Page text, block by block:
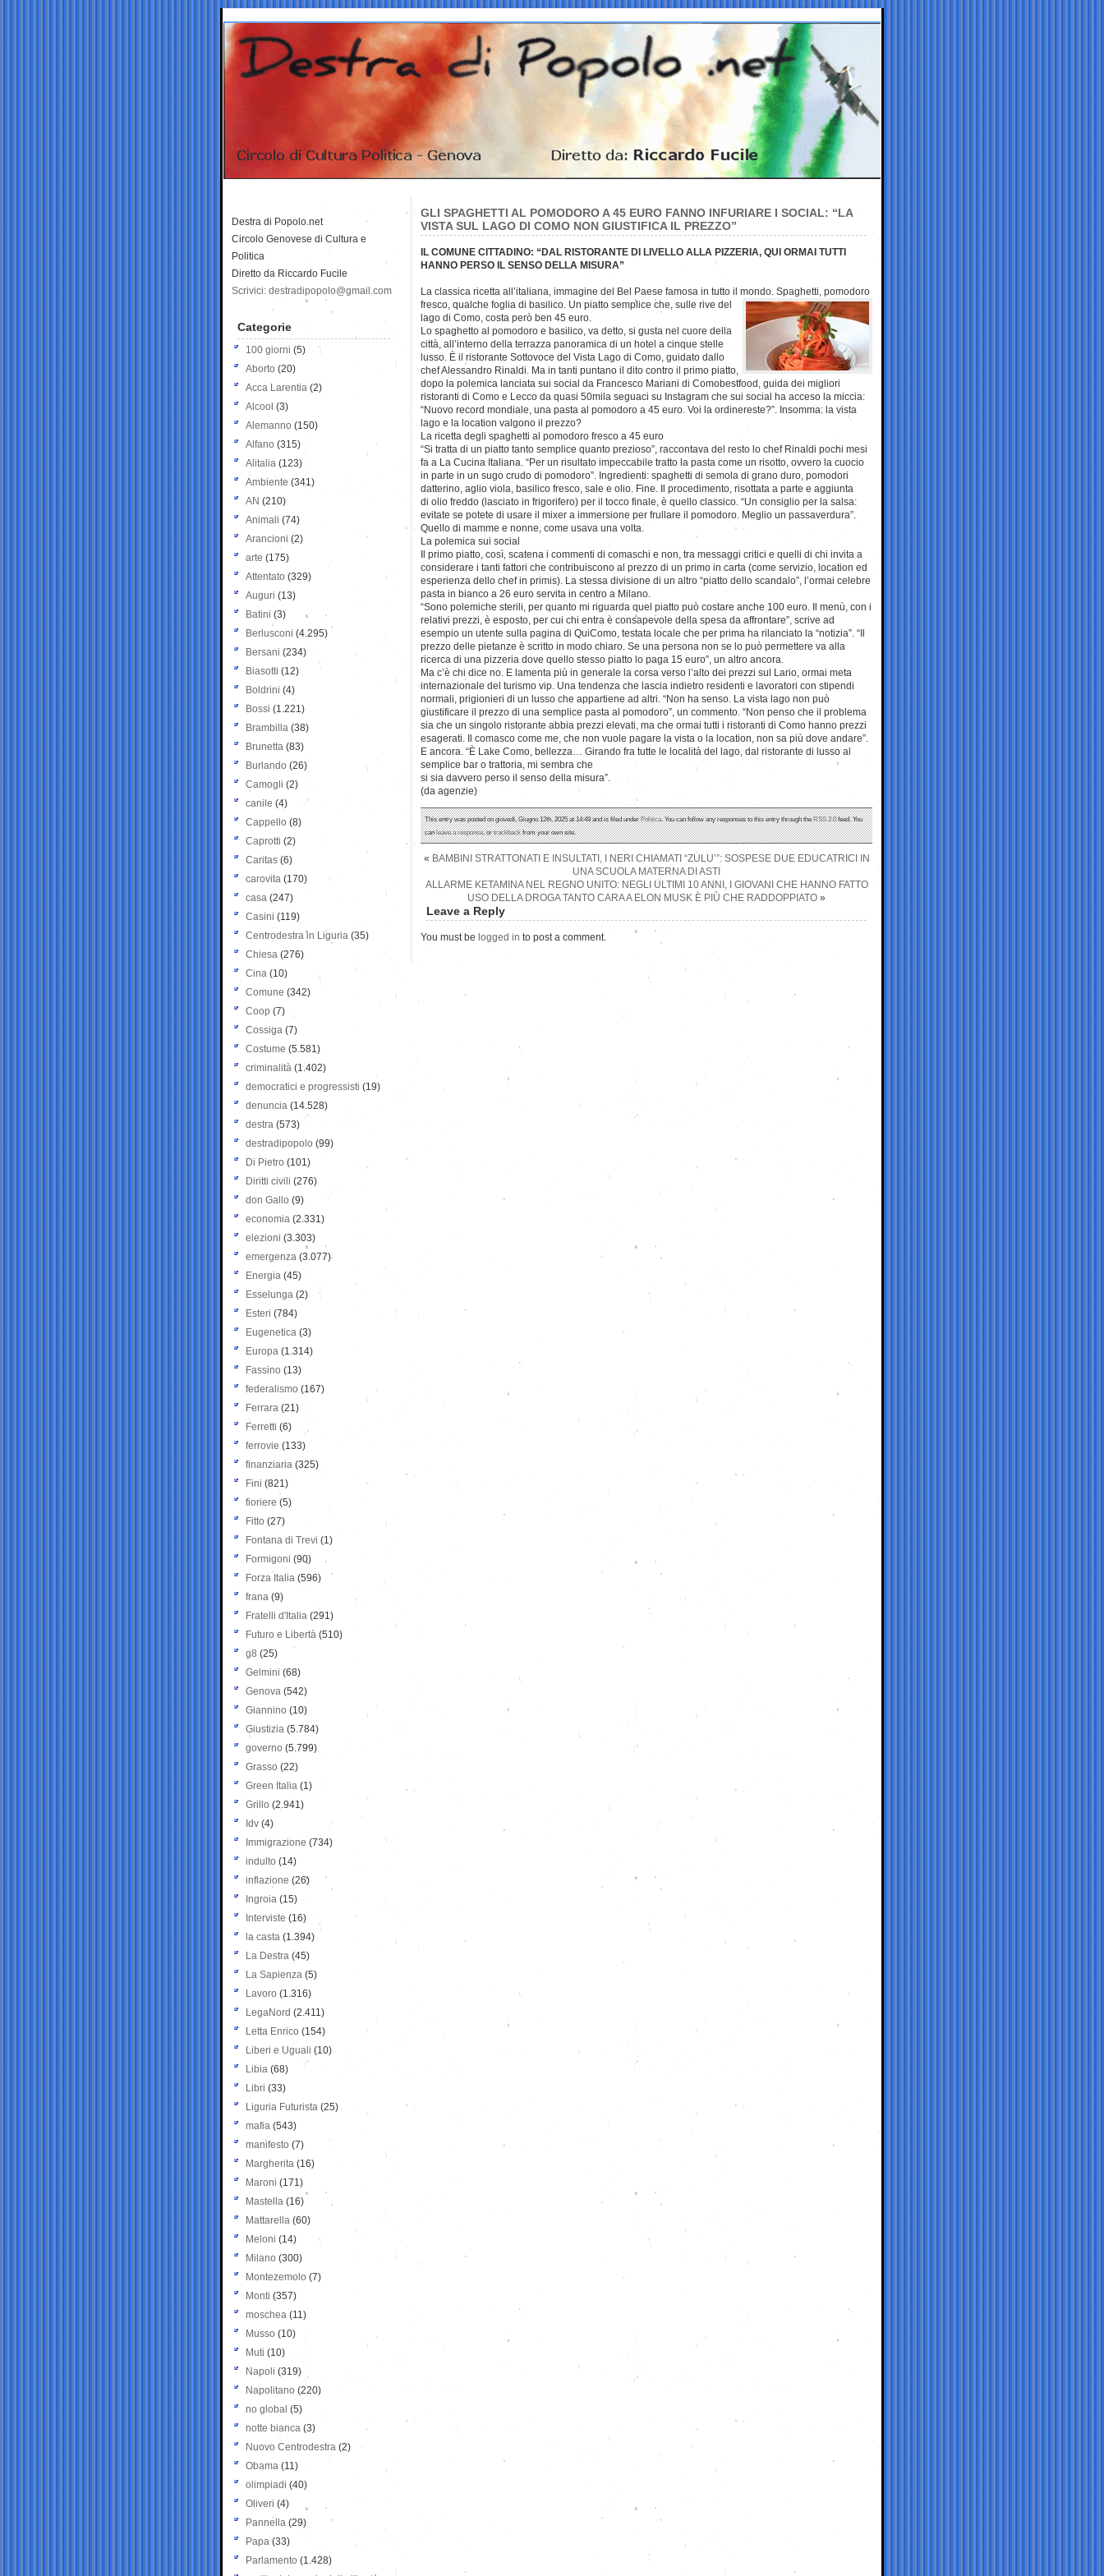
GLI SPAGHETTI AL POMODORO A 45 EURO FANNO INFURIARE I SOCIAL: “LA
VISTA SUL LAGO DI COMO NON GIUSTIFICA IL PREZZO”
IL COMUNE CITTADINO: “DAL RISTORANTE DI LIVELLO ALLA PIZZERIA, QUI ORMAI TUTTI
HANNO PERSO IL SENSO DELLA MISURA”
La classica ricetta all’italiana, immagine del Bel Paese famosa in tutto il mondo. Spaghetti, pomodoro
fresco, qualche foglia di basilico. Un piatto semplice che, sulle rive del
lago di Como, costa però ben 45 euro.
Lo spaghetto al pomodoro e basilico, va detto, si gusta nel cuore della
città, all’interno della terrazza panoramica di un hotel a cinque stelle
lusso. È il ristorante Sottovoce del Vista Lago di Como, guidato dallo
chef Alessandro Rinaldi. Ma in tanti puntano il dito contro il primo piatto,
dopo la polemica lanciata sui social da Francesco Mariani di Comobestfood, guida dei migliori
ristoranti di Como e Lecco da quasi 50mila seguaci su Instagram che sui social ha acceso la miccia:
“Nuovo record mondiale, una pasta al pomodoro a 45 euro. Voi la ordinereste?”. Insomma: la vista
lago e la location valgono il prezzo?
La ricetta degli spaghetti al pomodoro fresco a 45 euro
“Si tratta di un piatto tanto semplice quanto prezioso”, raccontava del resto lo chef Rinaldi pochi mesi
fa a La Cucina Italiana. “Per un risultato impeccabile tratto la pasta come un risotto, ovvero la cuocio
in parte in un sugo crudo di pomodoro”. Ingredienti: spaghetti di semola di grano duro, pomodori
datterino, aglio viola, basilico fresco, sale e olio. Fine. Il procedimento, risottata a parte e aggiunta
di olio freddo (lasciato in frigorifero) per il tocco finale, è quello classico. “Un consiglio per la salsa:
evitate se potete di usare il mixer a immersione per frullare il pomodoro. Meglio un passaverdura”.
Quello di mamme e nonne, come usava una volta.
La polemica sui social
Il primo piatto, così, scatena i commenti di comaschi e non, tra messaggi critici e quelli di chi invita a
considerare i tanti fattori che contribuiscono al prezzo di un primo in carta (come servizio, location ed
esperienza dello chef in primis). La stessa divisione di un altro “piatto dello scandalo”, l’ormai celebre
pasta in bianco a 26 euro servita in centro a Milano.
“Sono polemiche sterili, per quanto mi riguarda quel piatto può costare anche 100 euro. Il menù, con i
relativi prezzi, è esposto, per cui chi entra è consapevole della spesa da affrontare”, scrive ad
esempio un utente sulla pagina di QuiComo, testata locale che per prima ha rilanciato la “notizia”. “Il
prezzo delle pietanze è scritto in modo chiaro. Se una persona non se lo può permettere va alla
ricerca di una pizzeria dove quello stesso piatto lo paga 15 euro”, un altro ancora.
Ma c’è chi dice no. E lamenta più in generale la corsa verso l’alto dei prezzi sul Lario, ormai meta
internazionale del turismo vip. Una tendenza che lascia indietro residenti e lavoratori con stipendi
normali, prigionieri di un lusso che appartiene ad altri. “Non ha senso. La vista lago non può
giustificare il prezzo di una semplice pasta al pomodoro”, un commento. “Non penso che il problema
sia che un singolo ristorante abbia prezzi elevati, ma che ormai tutti i ristoranti di Como hanno prezzi
esagerati. Il comasco come me, che non vuole pagare la vista o la location, non sa più dove andare”.
E ancora. “È Lake Como, bellezza… Girando fra tutte le località del lago, dal ristorante di lusso al
semplice bar o trattoria, mi sembra che
si sia davvero perso il senso della misura”.
(da agenzie)
This entry was posted on giovedì, Giugno 12th, 2025 at 14:49 and is filed underPolitica. You can follow any responses to this entry through theRSS 2.0feed. You
canleave a response, ortrackbackfrom your own site.
« BAMBINI STRATTONATI E INSULTATI, I NERI CHIAMATI “ZULU’”: SOSPESE DUE EDUCATRICI IN
UNA SCUOLA MATERNA DI ASTI
ALLARME KETAMINA NEL REGNO UNITO: NEGLI ULTIMI 10 ANNI, I GIOVANI CHE HANNO FATTO
USO DELLA DROGA TANTO CARA A ELON MUSK È PIÙ CHE RADDOPPIATO »
Leave a Reply
You must be logged in to post a comment.
Destra di Popolo.net
Circolo Genovese di Cultura e
Politica
Diretto da Riccardo Fucile
Scrivici: destradipopolo@gmail.com
Categorie
100 giorni (5)
Aborto (20)
Acca Larentia (2)
Alcool (3)
Alemanno (150)
Alfano (315)
Alitalia (123)
Ambiente (341)
AN (210)
Animali (74)
Arancioni (2)
arte (175)
Attentato (329)
Auguri (13)
Batini (3)
Berlusconi (4.295)
Bersani (234)
Biasotti (12)
Boldrini (4)
Bossi (1.221)
Brambilla (38)
Brunetta (83)
Burlando (26)
Camogli (2)
canile (4)
Cappello (8)
Caprotti (2)
Caritas (6)
carovita (170)
casa (247)
Casini (119)
Centrodestra in Liguria (35)
Chiesa (276)
Cina (10)
Comune (342)
Coop (7)
Cossiga (7)
Costume (5.581)
criminalità (1.402)
democratici e progressisti (19)
denuncia (14.528)
destra (573)
destradipopolo (99)
Di Pietro (101)
Diritti civili (276)
don Gallo (9)
economia (2.331)
elezioni (3.303)
emergenza (3.077)
Energia (45)
Esselunga (2)
Esteri (784)
Eugenetica (3)
Europa (1.314)
Fassino (13)
federalismo (167)
Ferrara (21)
Ferretti (6)
ferrovie (133)
finanziaria (325)
Fini (821)
fioriere (5)
Fitto (27)
Fontana di Trevi (1)
Formigoni (90)
Forza Italia (596)
frana (9)
Fratelli d'Italia (291)
Futuro e Libertà (510)
g8 (25)
Gelmini (68)
Genova (542)
Giannino (10)
Giustizia (5.784)
governo (5.799)
Grasso (22)
Green Italia (1)
Grillo (2.941)
Idv (4)
Immigrazione (734)
indulto (14)
inflazione (26)
Ingroia (15)
Interviste (16)
la casta (1.394)
La Destra (45)
La Sapienza (5)
Lavoro (1.316)
LegaNord (2.411)
Letta Enrico (154)
Liberi e Uguali (10)
Libia (68)
Libri (33)
Liguria Futurista (25)
mafia (543)
manifesto (7)
Margherita (16)
Maroni (171)
Mastella (16)
Mattarella (60)
Meloni (14)
Milano (300)
Montezemolo (7)
Monti (357)
moschea (11)
Musso (10)
Muti (10)
Napoli (319)
Napolitano (220)
no global (5)
notte bianca (3)
Nuovo Centrodestra (2)
Obama (11)
olimpiadi (40)
Oliveri (4)
Pannella (29)
Papa (33)
Parlamento (1.428)